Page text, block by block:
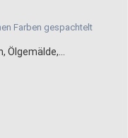
Ölgemälde,...